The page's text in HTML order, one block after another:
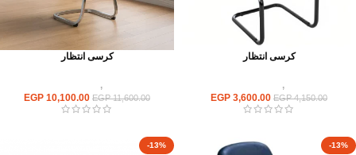
كرسى انتظار
,
EGP4,150.00
EGP 3,600.00
كرسى انتظار
,
EGP11,600.00
EGP 10,100.00
-13%
-13%